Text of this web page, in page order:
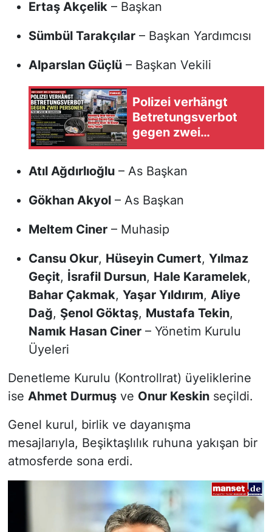
Ertaş Akçelik– Başkan
Sümbül Tarakçılar– Başkan Yardımcısı
Alparslan Güçlü– Başkan Vekili
Polizei verhängt
Betretungsverbot
gegen zwei
Verdächtige vor
Pride-Straßenfest in
Hamburg
Atıl Ağdırlıoğlu– As Başkan
Gökhan Akyol– As Başkan
Meltem Ciner– Muhasip
Cansu Okur, Hüseyin Cumert, Yılmaz
Geçit, İsrafil Dursun, Hale Karamelek,
Bahar Çakmak, Yaşar Yıldırım, Aliye
Dağ, Şenol Göktaş, Mustafa Tekin,
Namık Hasan Ciner– Yönetim Kurulu
Üyeleri
Denetleme Kurulu (Kontrollrat) üyeliklerine
ise Ahmet Durmuşve Onur Keskinseçildi.
Genel kurul, birlik ve dayanışma
mesajlarıyla, Beşiktaşlılık ruhuna yakışan bir
atmosferde sona erdi.